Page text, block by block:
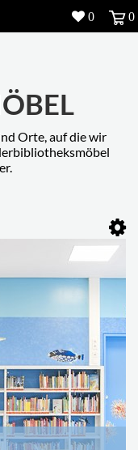
Orte, auf die wir
0 0